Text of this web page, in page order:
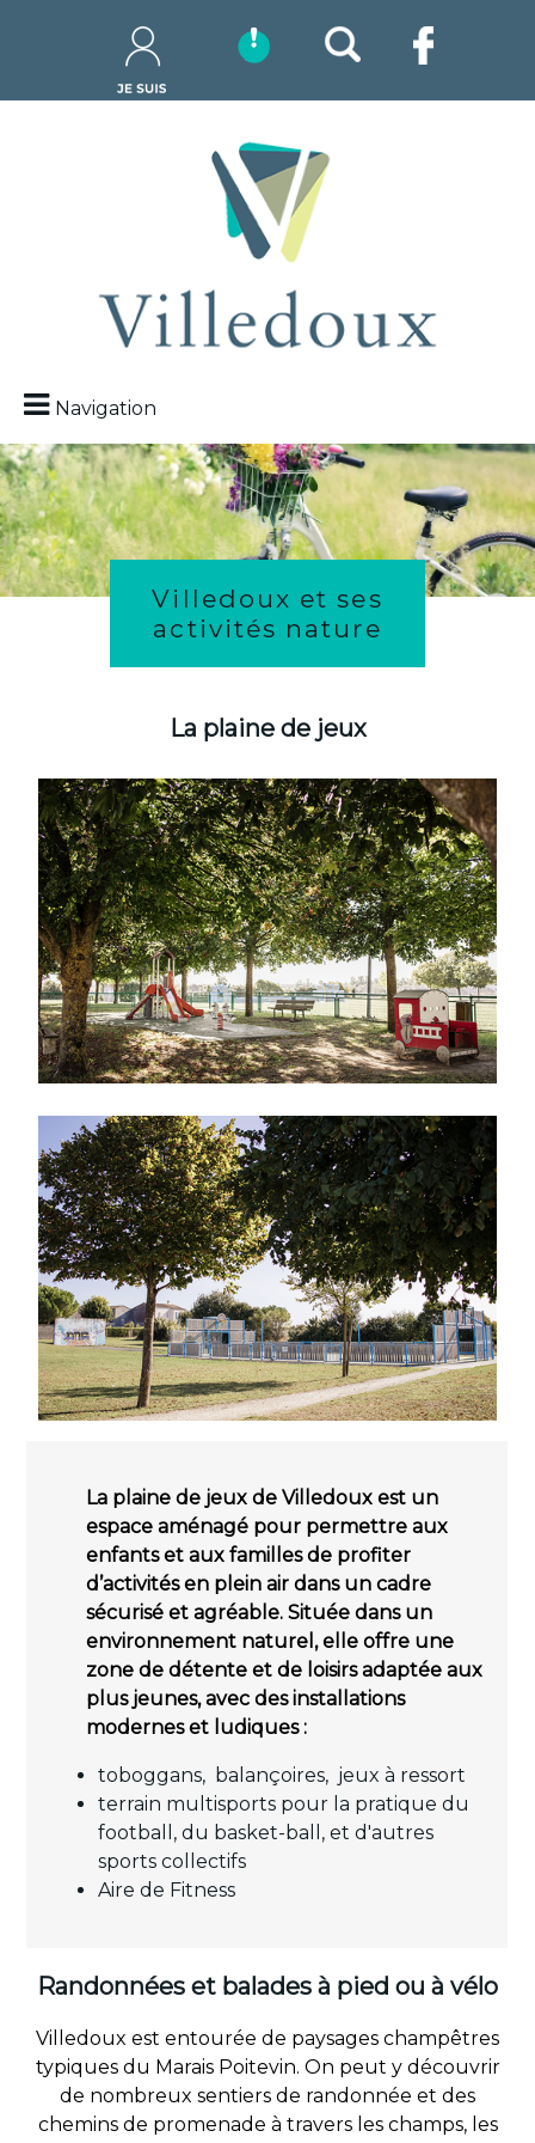
Navigation
Villedoux et ses
activités nature
La plaine de jeux
La plaine de jeux de Villedoux est un
espace aménagé pour permettre aux
enfants et aux familles de profiter
d’activités en plein air dans un cadre
sécurisé et agréable. Située dans un
environnement naturel, elle offre une
zone de détente et de loisirs adaptée aux
plus jeunes, avec des installations
modernes et ludiques :
toboggans, balançoires, jeux à ressort
terrain multisports pour la pratique du
football, du basket-ball, et d'autres
sports collectifs
Aire de Fitness
Randonnées et balades à pied ou à vélo
Villedoux est entourée de paysages champêtres
typiques du Marais Poitevin. On peut y découvrir
de nombreux sentiers de randonnée et des
chemins de promenade à travers les champs, les